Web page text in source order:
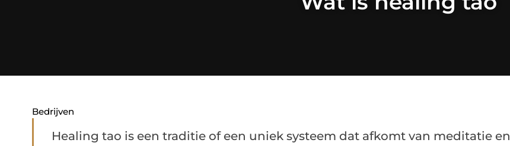
Bedrijven
Healing tao is een traditie of een uniek systeem dat afkomt van meditatie en